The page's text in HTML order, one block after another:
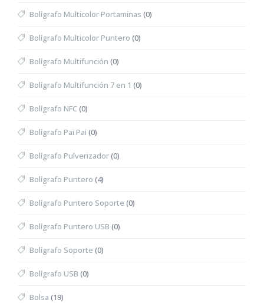
Bolígrafo Multicolor Portaminas (0)
Bolígrafo Multicolor Puntero (0)
Bolígrafo Multifunción (0)
Bolígrafo Multifunción 7 en 1 (0)
Bolígrafo NFC(0)
Bolígrafo Pai Pai (0)
Bolígrafo Pulverizador(0)
Bolígrafo Puntero (4)
Bolígrafo Puntero Soporte (0)
Bolígrafo Puntero USB (0)
Bolígrafo Soporte (0)
Bolígrafo USB (0)
Bolsa (19)